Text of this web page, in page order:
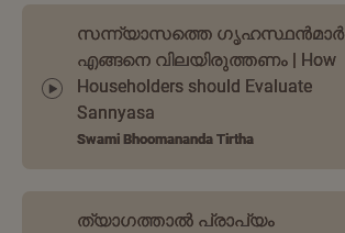
സന്ന്യാസത്തെ ഗൃഹസ്ഥൻമാർ
എങ്ങനെ വിലയിരുത്തണം | How
Householders should Evaluate
Sannyasa
Swami Bhoomananda Tirtha
ത്യാഗത്താൽ പ്രാപ്യം